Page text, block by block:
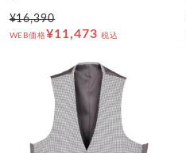
¥16,390
WEB価格¥11,473 税込